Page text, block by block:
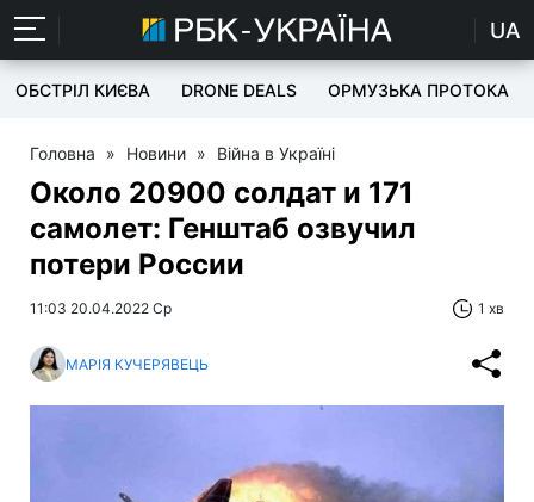
UA
ОБСТРІЛ КИЄВА DRONE DEALS ОРМУЗЬКА ПРОТОКА
Головна » Новини » Війна в Україні
Около 20900 солдат и 171
самолет: Генштаб озвучил
потери России
11:03 20.04.2022 Ср 1 хв
МАРІЯ КУЧЕРЯВЕЦЬ